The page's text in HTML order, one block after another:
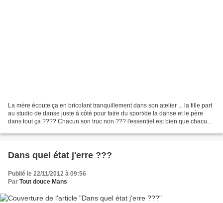
La mère écoute ça en bricolant tranquillement dans son atelier ... la fille part
au studio de danse juste à côté pour faire du sport/de la danse et le père
dans tout ça ???? Chacun son truc non ??? l'essentiel est bien que chacun
Dans quel état j'erre ???
Publié le 22/11/2012 à 09:56
Par Tout douce Mans